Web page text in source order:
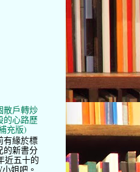
散戶轉炒
的心路歷
充版)
有緣於標
的新書分
近五十的
姐吧。